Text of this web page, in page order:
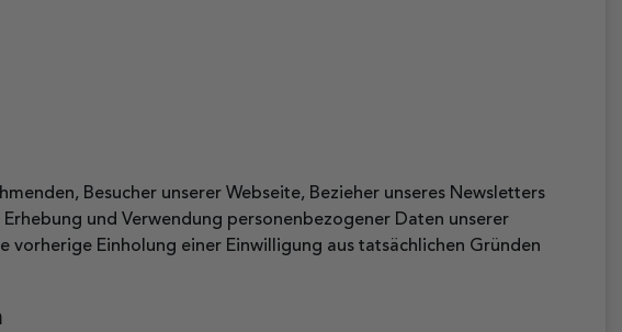
Besucher unserer Webseite, Bezieher unseres Newsletters
und Verwendung personenbezogener Daten unserer
vorherige Einholung einer Einwilligung aus tatsächlichen Gründen